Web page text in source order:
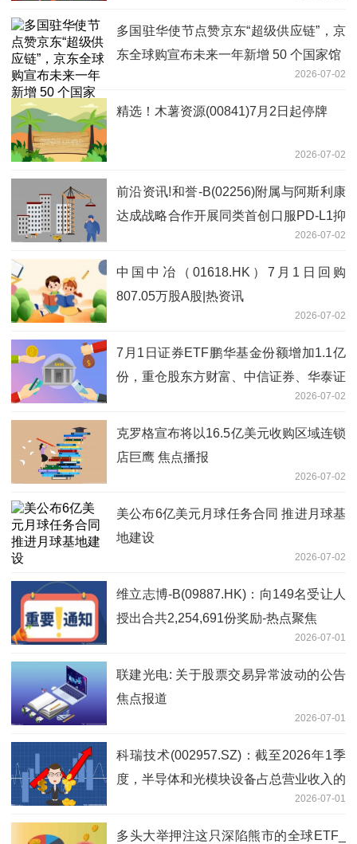
多国驻华使节点赞京东“超级供应链”，京
东全球购宣布未来一年新增 50 个国家馆
2026-07-02
精选！木薯资源(00841)7月2日起停牌
2026-07-02
前沿资讯!和誉-B(02256)附属与阿斯利康
达成战略合作开展同类首创口服PD-L1抑
制剂ABSK043联合泰瑞沙®治疗非小细
胞肺癌的临床研究
2026-07-02
中国中冶（01618.HK）7月1日回购
807.05万股A股|热资讯
2026-07-02
7月1日证券ETF鹏华基金份额增加1.1亿
份，重仓股东方财富、中信证券、华泰证
2026-07-02
克罗格宣布将以16.5亿美元收购区域连锁
店巨鹰 焦点播报
2026-07-02
美公布6亿美元月球任务合同 推进月球基
地建设
2026-07-02
维立志博-B(09887.HK)：向149名受让人
授出合共2,254,691份奖励-热点聚焦
2026-07-01
联建光电: 关于股票交易异常波动的公告
焦点报道
2026-07-01
科瑞技术(002957.SZ)：截至2026年1季
度，半导体和光模块设备占总营业收入的
2026-07-01
多头大举押注这只深陷熊市的全球ETF_